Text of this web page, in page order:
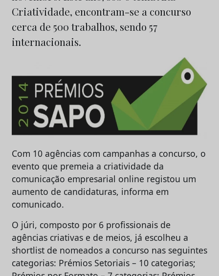
Criatividade, encontram-se a concurso
cerca de 500 trabalhos, sendo 57
internacionais.
Com 10 agências com campanhas a concurso, o
evento que premeia a criatividade da
comunicação empresarial online registou um
aumento de candidaturas, informa em
comunicado.
O júri, composto por 6 profissionais de
agências criativas e de meios, já escolheu a
shortlist de nomeados a concurso nas seguintes
categorias: Prémios Setoriais – 10 categorias;